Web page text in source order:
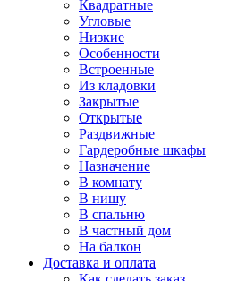
Квадратные
Угловые
Низкие
Особенности
Встроенные
Из кладовки
Закрытые
Открытые
Раздвижные
Гардеробные шкафы
Назначение
В комнату
В нишу
В спальню
В частный дом
На балкон
Доставка и оплата